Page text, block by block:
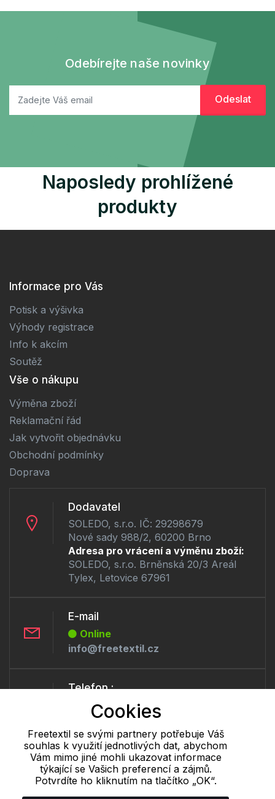
Odebírejte naše novinky
Naposledy prohlížené
produkty
Informace pro Vás
Potisk a výšivka
Výhody registrace
Info k akcím
Soutěž
Vše o nákupu
Výměna zboží
Reklamační řád
Jak vytvořit objednávku
Obchodní podmínky
Doprava
Dodavatel
SOLEDO, s.r.o. IČ: 29298679
Nové sady 988/2, 60200 Brno
Adresa pro vrácení a výměnu zboží:
SOLEDO, s.r.o. Brněnská 20/3 Areál
Tylex, Letovice 67961
E-mail
Online
info@freetextil.cz
Telefon :
Offline
+420 530 334 460
Cookie - podrobné nastavení| Další informace|Ochrana osobních
Cookies
Freetextil se svými partnery potřebuje Váš
souhlas k využití jednotlivých dat, abychom
Vám mimo jiné mohli ukazovat informace
týkající se Vašich preferencí a zájmů.
Potvrdíte ho kliknutím na tlačítko „OK“.